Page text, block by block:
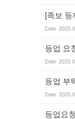
[족보
Date
등업 요
Date
등업 부
Date
등업요